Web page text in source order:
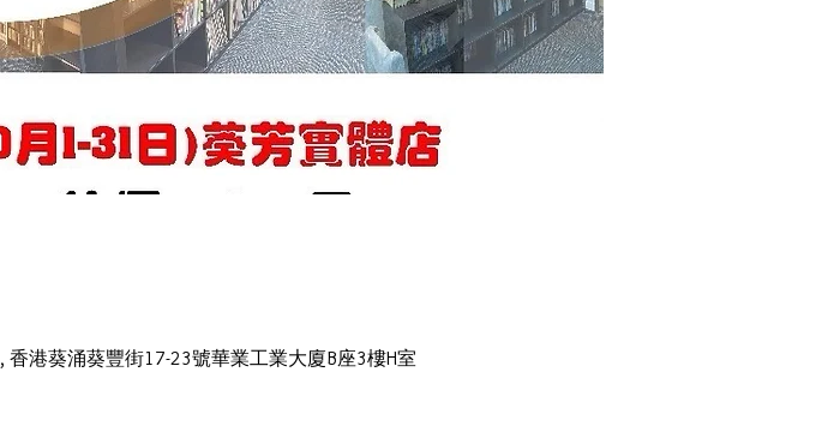
港葵涌葵豐街17-23號華業工業大廈B座3樓H室